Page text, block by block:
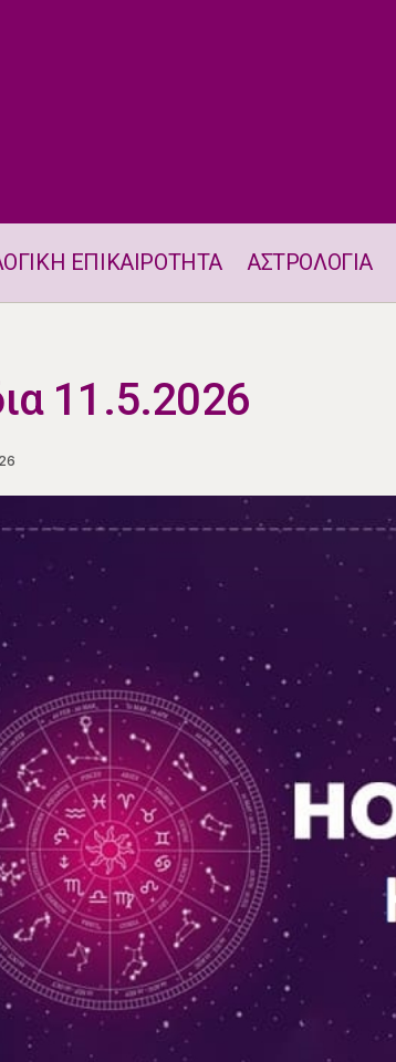
ΕΠΙΚΑΙΡΟΤΗΤΑ ΑΣΤΡΟΛΟΓΙΑ
11.5.2026